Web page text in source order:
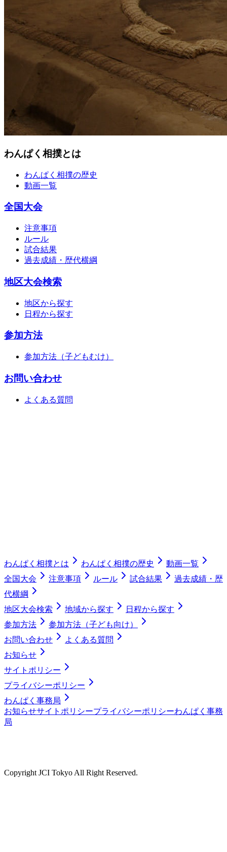
わんぱく相撲とは
わんぱく相撲の歴史
動画一覧
全国大会
注意事項
ルール
試合結果
過去成績・歴代横綱
地区大会検索
地区から探す
日程から探す
参加方法
参加方法（子どもむけ）
お問い合わせ
よくある質問
わんぱく相撲とは わんぱく相撲の歴史
動画一覧
全国大会
注意事項 ルール 試合結果
過去成績・歴
代横綱
地区大会検索
地域から探す
日程から探す
参加方法
参加方法（子ども向け）
お問い合わせ
よくある質問
お知らせ
サイトポリシー
プライバシーポリシー
わんぱく事務局
お知らせサイトポリシープライバシーポリシーわんぱく事務
局
Copyright JCI Tokyo All Right Reserved.